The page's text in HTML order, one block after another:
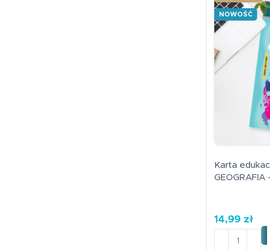
NOWOŚĆ
Karta
GEOGRAFIA
14,99 zł
ilość Karta